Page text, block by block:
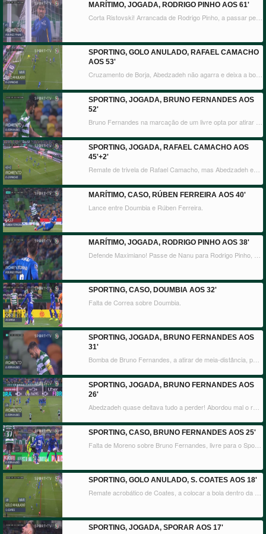
MARÍTIMO, JOGADA, RODRIGO PINHO AOS 61'
SPORTING, GOLO ANULADO, RAFAEL CAMACHO
AOS 53'
SPORTING, JOGADA, BRUNO FERNANDES AOS
52'
SPORTING, JOGADA, RAFAEL CAMACHO AOS
45'+2'
MARÍTIMO, CASO, RÚBEN FERREIRA AOS 40'
Lance entre Doumbia e Rúben Ferreira.
MARÍTIMO, JOGADA, RODRIGO PINHO AOS 38'
SPORTING, CASO, DOUMBIA AOS 32'
Falta de Correa sobre Doumbia.
SPORTING, JOGADA, BRUNO FERNANDES AOS
31'
SPORTING, JOGADA, BRUNO FERNANDES AOS
26'
SPORTING, CASO, BRUNO FERNANDES AOS 25'
SPORTING, GOLO ANULADO, S. COATES AOS 18'
SPORTING, JOGADA, SPORAR AOS 17'